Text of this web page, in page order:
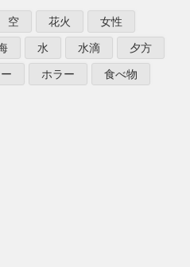
空 花火
女性
水 水滴
夕方
ホラー
食べ物